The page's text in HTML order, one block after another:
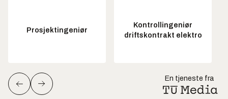
Prosjektingeniør
Kontrollingeniør
driftskontrakt elektro
En tjeneste fra